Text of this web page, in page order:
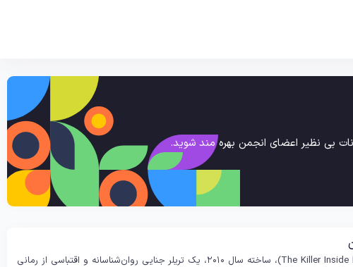
بی نظیر اعضای انجمن بهره مند شوید.
خلاصه داستان فیلم قاتل درون من (The Killer Inside Me 2010) فیلم قاتل درون من (The Killer Inside Me)، ساخته سال ۲۰۱۰، یک تریلر جنایی روان‌شناسانه و اقتباسی از رمانی